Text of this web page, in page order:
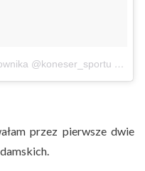
@koneser_sportu 29
przez pierwsze dwie